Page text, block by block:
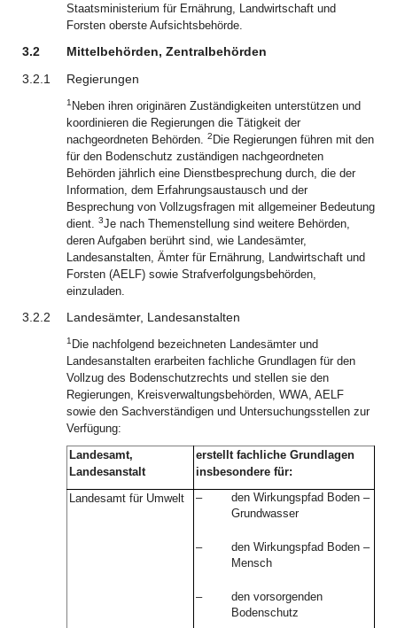
Staatsministerium für Ernährung, Landwirtschaft und
Forsten oberste Aufsichtsbehörde.
3.2
Mittelbehörden, Zentralbehörden
3.2.1
Regierungen
1 Neben ihren originären Zuständigkeiten unterstützen und
koordinieren die Regierungen die Tätigkeit der
nachgeordneten Behörden. 2 Die Regierungen führen mit den
für den Bodenschutz zuständigen nachgeordneten
Behörden jährlich eine Dienstbesprechung durch, die der
Information, dem Erfahrungsaustausch und der
Besprechung von Vollzugsfragen mit allgemeiner Bedeutung
dient. 3Je nach Themenstellung sind weitere Behörden,
deren Aufgaben berührt sind, wie Landesämter,
Landesanstalten, Ämter für Ernährung, Landwirtschaft und
Forsten (AELF) sowie Strafverfolgungsbehörden,
einzuladen.
3.2.2 Landesämter, Landesanstalten
1 Die nachfolgend bezeichneten Landesämter und
Landesanstalten erarbeiten fachliche Grundlagen für den
Vollzug des Bodenschutzrechts und stellen sie den
Regierungen, Kreisverwaltungsbehörden, WWA, AELF
sowie den Sachverständigen und Untersuchungsstellen zur
Verfügung:
Landesamt,
Landesanstalt
erstellt fachliche Grundlagen
insbesondere für:
Landesamt für Umwelt
–
den Wirkungspfad Boden –
Grundwasser
–
den Wirkungspfad Boden –
Mensch
–
den vorsorgenden
Bodenschutz